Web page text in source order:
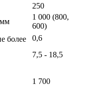
250
1 000 (800,
600)
более
0,6
7,5 - 18,5
1 700